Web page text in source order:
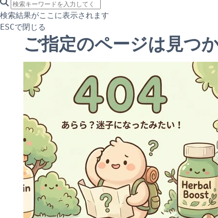
search icon
サイト内検索
検索結果がここに表示されます
ESCで閉じる
ご指定のページは見つ